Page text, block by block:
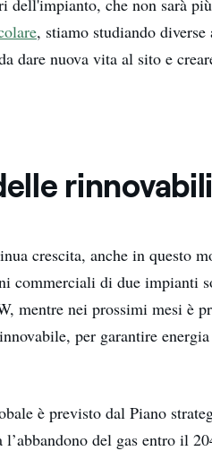
dell'impianto, che non sarà
, stiamo studiando diverse
dare nuova vita al sito e
rinnovabili
crescita, anche in questo
commerciali di due impianti
mentre nei prossimi mesi è
per garantire
è previsto dal Piano
del gas entro il